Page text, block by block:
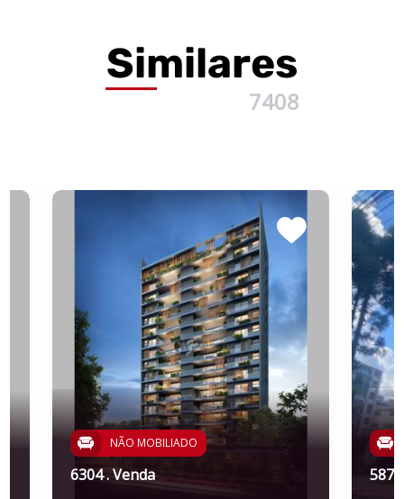
Similares
7408
NÃO MOBILIADO
6304 . Venda